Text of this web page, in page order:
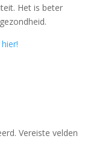
Het is beter
Vereiste velden